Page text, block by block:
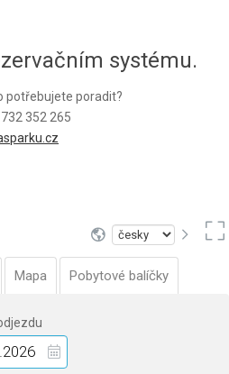
systému.
potřebujete poradit?
352 265
Mapa Pobytové balíčky